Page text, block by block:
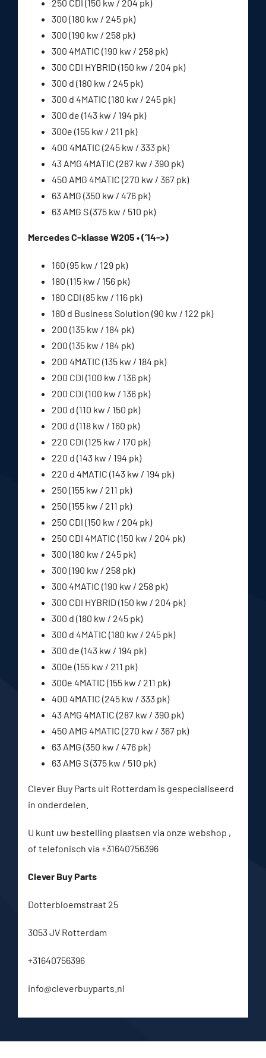
250 CDI (150 kw / 204 pk)
300 (180 kw / 245 pk)
300 (190 kw / 258 pk)
300 4MATIC (190 kw / 258 pk)
300 CDI HYBRID (150 kw / 204 pk)
300 d (180 kw / 245 pk)
300 d 4MATIC (180 kw / 245 pk)
300 de (143 kw / 194 pk)
300e (155 kw / 211 pk)
400 4MATIC (245 kw / 333 pk)
43 AMG 4MATIC (287 kw / 390 pk)
450 AMG 4MATIC (270 kw / 367 pk)
63 AMG (350 kw / 476 pk)
63 AMG S (375 kw / 510 pk)
Mercedes C-klasse W205 • (’14->)
160 (95 kw / 129 pk)
180 (115 kw / 156 pk)
180 CDI (85 kw / 116 pk)
180 d Business Solution (90 kw / 122 pk)
200 (135 kw / 184 pk)
200 (135 kw / 184 pk)
200 4MATIC (135 kw / 184 pk)
200 CDI (100 kw / 136 pk)
200 CDI (100 kw / 136 pk)
200 d (110 kw / 150 pk)
200 d (118 kw / 160 pk)
220 CDI (125 kw / 170 pk)
220 d (143 kw / 194 pk)
220 d 4MATIC (143 kw / 194 pk)
250 (155 kw / 211 pk)
250 (155 kw / 211 pk)
250 CDI (150 kw / 204 pk)
250 CDI 4MATIC (150 kw / 204 pk)
300 (180 kw / 245 pk)
300 (190 kw / 258 pk)
300 4MATIC (190 kw / 258 pk)
300 CDI HYBRID (150 kw / 204 pk)
300 d (180 kw / 245 pk)
300 d 4MATIC (180 kw / 245 pk)
300 de (143 kw / 194 pk)
300e (155 kw / 211 pk)
300e 4MATIC (155 kw / 211 pk)
400 4MATIC (245 kw / 333 pk)
43 AMG 4MATIC (287 kw / 390 pk)
450 AMG 4MATIC (270 kw / 367 pk)
63 AMG (350 kw / 476 pk)
63 AMG S (375 kw / 510 pk)
Clever Buy Parts uit Rotterdam is gespecialiseerd
in onderdelen.
U kunt uw bestelling plaatsen via onze webshop ,
of telefonisch via +31640756396
Clever Buy Parts
Dotterbloemstraat 25
3053 JV Rotterdam
+31640756396
info@cleverbuyparts.nl